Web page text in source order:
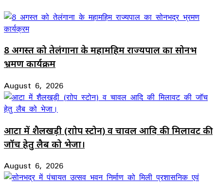
8 अगस्त को तेलंगाना के महामहिम राज्यपाल का सोनभद्र
भ्रमण कार्यक्रम
August 6, 2026
आटा में शैलखड़ी (राोप स्टोन) व चावल आदि की मिलावट की
जॉच हेतु लैब को भेजा।
August 6, 2026